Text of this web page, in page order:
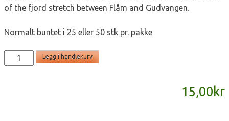
of the fjord stretch between Flåm and Gudvangen.
Normalt buntet i 25 eller 50 stk pr. pakke
SD851
-
Legg i handlekurv
15,00kr